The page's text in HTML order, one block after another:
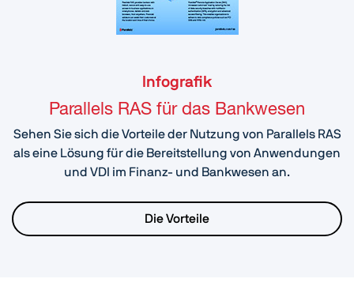
Infografik
Parallels RAS für das Bankwesen
Sehen Sie sich die Vorteile der Nutzung von Parallels RAS
als eine Lösung für die Bereitstellung von Anwendungen
und VDI im Finanz- und Bankwesen an.
Die Vorteile